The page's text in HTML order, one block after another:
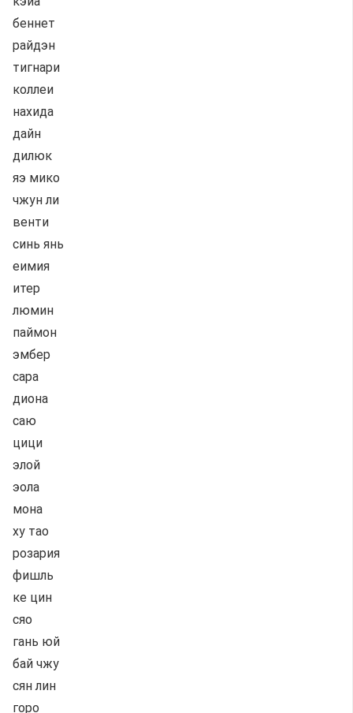
беннет
райдэн
тигнари
коллеи
нахида
дайн
дилюк
яэ мико
чжун ли
венти
синь янь
еимия
итер
люмин
паймон
эмбер
сара
диона
саю
цици
элой
эола
мона
ху тао
розария
фишль
ке цин
сяо
гань юй
бай чжу
сян лин
горо